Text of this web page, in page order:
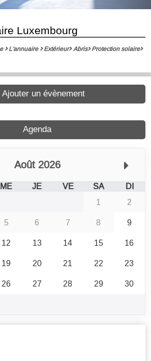
Luxembourg
L'annuaire Extérieur Abris Protection solaire
Agenda
Août 2026
ME JE VE SA
DI
1
2
5 6 7 8
9
12 13 14 15
16
19 20 21 22
23
26 27 28 29
30
Ajouter un évènement